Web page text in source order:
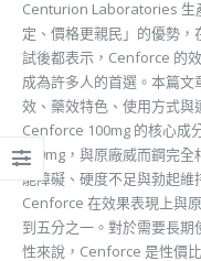
Centurion Laboratories 生
定、價格更親民」的優勢
試後都表示，Cenforce 的
成為許多人的首選。本篇
效、藥效特色、使用方式與
Cenforce 100mg 的核心成
100mg，與原廠威而鋼完全
能障礙、硬度不足與勃起維
Cenforce 在效果表現上與
到五分之一。對於需要長期
性來說，Cenforce 是性價